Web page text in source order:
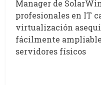
Manager de
profesionales en IT
virtualización
fácilmente
servidores físicos